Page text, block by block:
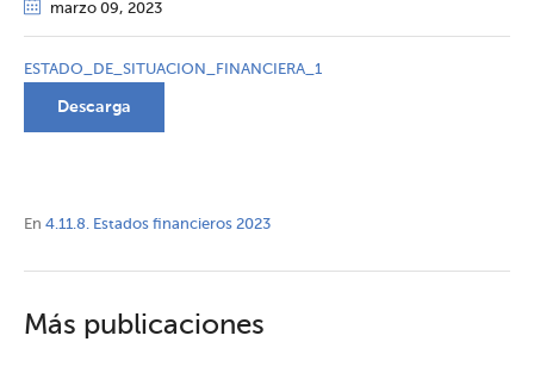
marzo 09, 2023
ESTADO_DE_SITUACION_FINANCIERA_1
Descarga
En 4.11.8. Estados financieros 2023
Más publicaciones